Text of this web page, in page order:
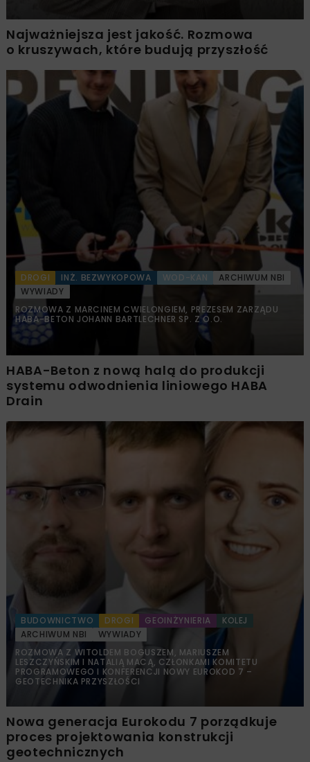
Najważniejsza jest jakość. Rozmowa
o kruszywach, które budują przyszłość
DROGI INŻ. BEZWYKOPOWA WOD-KAN
ARCHIWUM NBI
WYWIADY
ROZMOWA Z MARCINEM CWIELONGIEM, PREZESEM ZARZĄDU
HABA-BETON JOHANN BARTLECHNER SP. Z O.O.
HABA-Beton z nową halą do produkcji
systemu odwodnienia liniowego HABA
Drain
BUDOWNICTWO DROGI GEOINŻYNIERIA
KOLEJ
ARCHIWUM NBI
WYWIADY
ROZMOWA Z WITOLDEM BOGUSZEM, MARIUSZEM
LESZCZYŃSKIM I NATALIĄ MACĄ, CZŁONKAMI KOMITETU
PROGRAMOWEGO I KONFERENCJI NOWY EUROKOD 7 –
GEOTECHNIKA PRZYSZŁOŚCI
Nowa generacja Eurokodu 7 porządkuje
proces projektowania konstrukcji
geotechnicznych